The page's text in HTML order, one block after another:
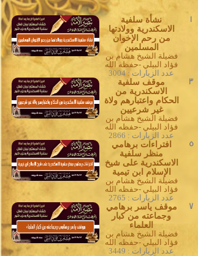
نشأة سلفية
الاسكندرية وولادتها
من رحم الإخوان
المسلمين
1
فضيلة الشيخ هشام بن
فؤاد البيلي -حفظه الله
عدد الزيارات : 3004
موقف سلفية
الاسكندرية من
الحكام واعتبارهم ولاة
غير شرعيين
3
فضيلة الشيخ هشام بن
فؤاد البيلي -حفظه الله
عدد الزيارات : 2866
افتراءات برهامي
منظر سلفية
الاسكندرية على شيخ
الإسلام ابن تيمية
5
فضيلة الشيخ هشام بن
فؤاد البيلي -حفظه الله
عدد الزيارات : 2765
موقف ياسر برهامي
وجماعته من كبار
العلماء
7
فضيلة الشيخ هشام بن
فؤاد البيلي -حفظه الله
عدد الزيارات : 3449